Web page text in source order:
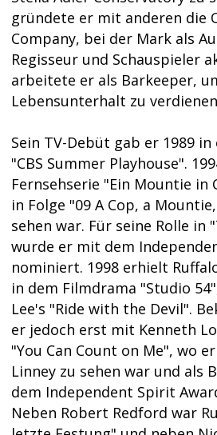
gründete er mit anderen die
Company, bei der Mark als
Regisseur und Schauspieler
arbeitete er als Barkeeper,
Lebensunterhalt zu
Sein TV-Debüt gab er 1989
"CBS Summer Playhouse".
Fernsehserie "Ein Mountie in
in Folge "09 A Cop, a
sehen war. Für seine Rolle in
wurde er mit dem
nominiert. 1998 erhielt
in dem Filmdrama "Studio
Lee's "Ride with the Devil".
er jedoch erst mit Kenneth
"You Can Count on Me", wo
Linney zu sehen war und als
dem Independent Spirit
Neben Robert Redford war